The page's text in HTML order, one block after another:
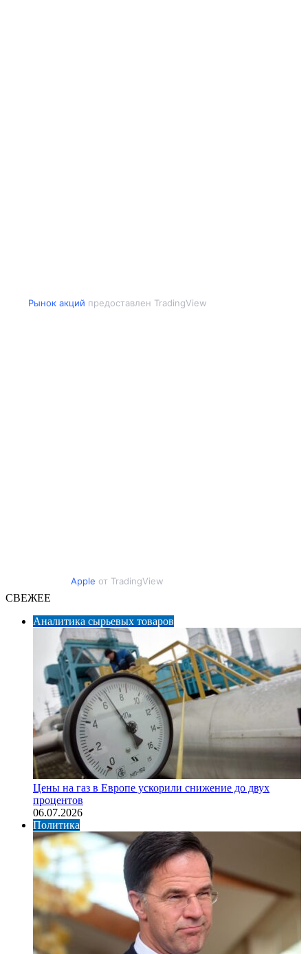
Рынок акций предоставлен TradingView
Apple от TradingView
СВЕЖЕЕ
Аналитика сырьевых товаров
Цены на газ в Европе ускорили снижение до двух
процентов
06.07.2026
Политика